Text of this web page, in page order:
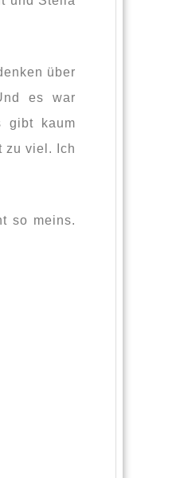
über
es war
gibt kaum
zu viel. Ich
so meins.